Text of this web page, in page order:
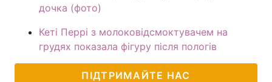
дочка (фото)
Кеті Перрі з молоковідсмоктувачем на
грудях показала фігуру після пологів
ПІДТРИМАЙТЕ НАС